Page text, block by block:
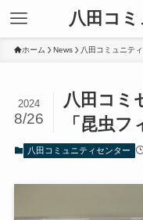
八田コ
ホーム News 八田コミュニテ
八田コミ
「昆虫フ
2024
8/26
八田コミュニティセンター